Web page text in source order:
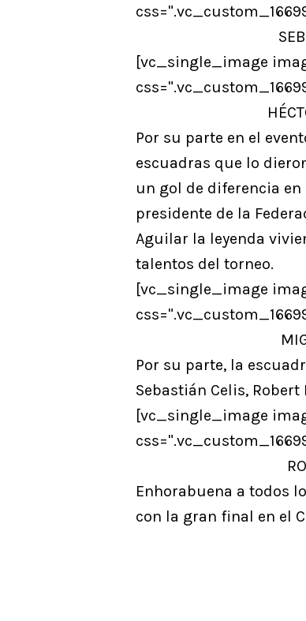
[vc_single_image
Por su parte en el
escuadras que lo
un gol de diferencia en
presidente de la
Aguilar la leyenda
talentos del torneo.
[vc_single_image
Por su parte, la
Sebastián Celis,
[vc_single_image
Enhorabuena a todos
con la gran final en el